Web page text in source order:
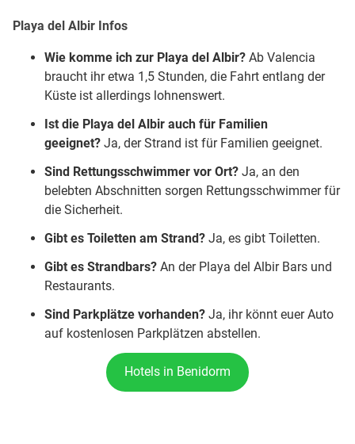
Playa del Albir Infos
Wie komme ich zur Playa del Albir? Ab Valencia
braucht ihr etwa 1,5 Stunden, die Fahrt entlang der
Küste ist allerdings lohnenswert.
Ist die Playa del Albir auch für Familien
geeignet? Ja, der Strand ist für Familien geeignet.
Sind Rettungsschwimmer vor Ort? Ja, an den
belebten Abschnitten sorgen Rettungsschwimmer für
die Sicherheit.
Gibt es Toiletten am Strand? Ja, es gibt Toiletten.
Gibt es Strandbars? An der Playa del Albir Bars und
Restaurants.
Sind Parkplätze vorhanden? Ja, ihr könnt euer Auto
auf kostenlosen Parkplätzen abstellen.
Hotels in Benidorm